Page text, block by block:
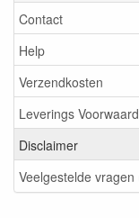
Contact
Help
Verzendkosten
Leverings
Disclaimer
Veelgestelde vragen